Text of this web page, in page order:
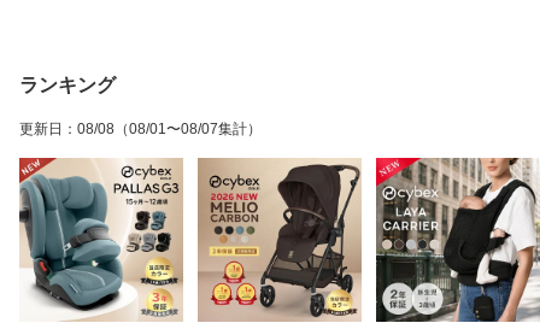
ランキング
更新日 ： 08/08 （08/01〜08/07集計）